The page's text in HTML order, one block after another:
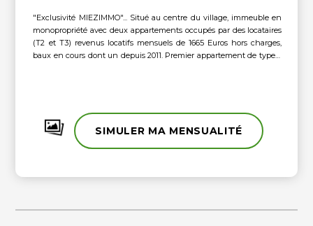
"Exclusivité MIEZIMMO"... Situé au centre du village, immeuble en
monopropriété avec deux appartements occupés par des locataires
(T2 et T3) revenus locatifs mensuels de 1665 Euros hors charges,
baux en cours dont un depuis 2011. Premier appartement de type 2
réversibles pour amélioration du DPE en cours d'étude, couverture
récente, ravalement pignon neuf etc ... Idéalement placé avec la
gare de Villiers à pied.
SIMULER MA MENSUALITÉ